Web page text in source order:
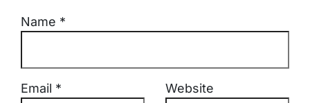
Name *
Email * Website